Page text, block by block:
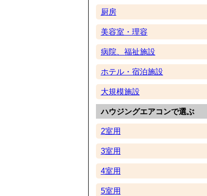
厨房
美容室・理容
病院、福祉施設
ホテル・宿泊施設
大規模施設
ハウジングエアコンで選ぶ
2室用
3室用
4室用
5室用